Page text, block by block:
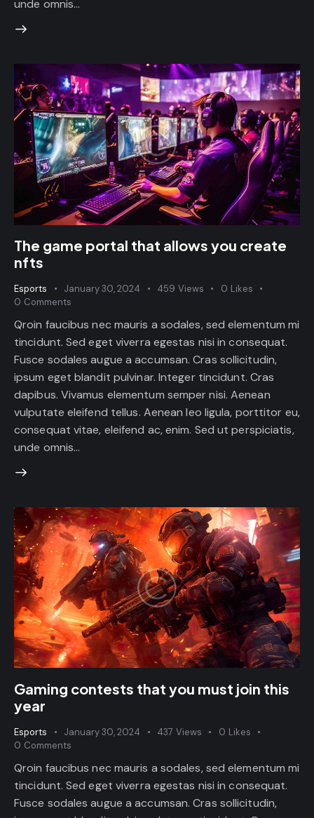
unde omnis…
The game portal that allows you create
nfts
Esports January 30, 2024 459 Views 0 Likes
0 Comments
Qroin faucibus nec mauris a sodales, sed elementum mi
tincidunt. Sed eget viverra egestas nisi in consequat.
Fusce sodales augue a accumsan. Cras sollicitudin,
ipsum eget blandit pulvinar. Integer tincidunt. Cras
dapibus. Vivamus elementum semper nisi. Aenean
vulputate eleifend tellus. Aenean leo ligula, porttitor eu,
consequat vitae, eleifend ac, enim. Sed ut perspiciatis,
unde omnis…
Gaming contests that you must join this
year
Esports January 30, 2024 437 Views 0 Likes
0 Comments
Qroin faucibus nec mauris a sodales, sed elementum mi
tincidunt. Sed eget viverra egestas nisi in consequat.
Fusce sodales augue a accumsan. Cras sollicitudin,